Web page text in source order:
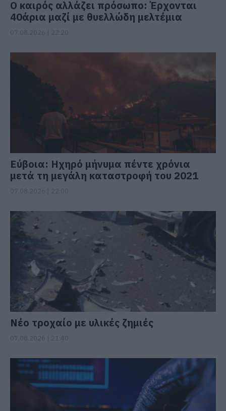
Ο καιρός αλλάζει πρόσωπο: Έρχονται
40άρια μαζί με θυελλώδη μελτέμια
Εύβοια: Ηχηρό μήνυμα πέντε χρόνια
μετά τη μεγάλη καταστροφή του 2021
Νέο τροχαίο με υλικές ζημιές